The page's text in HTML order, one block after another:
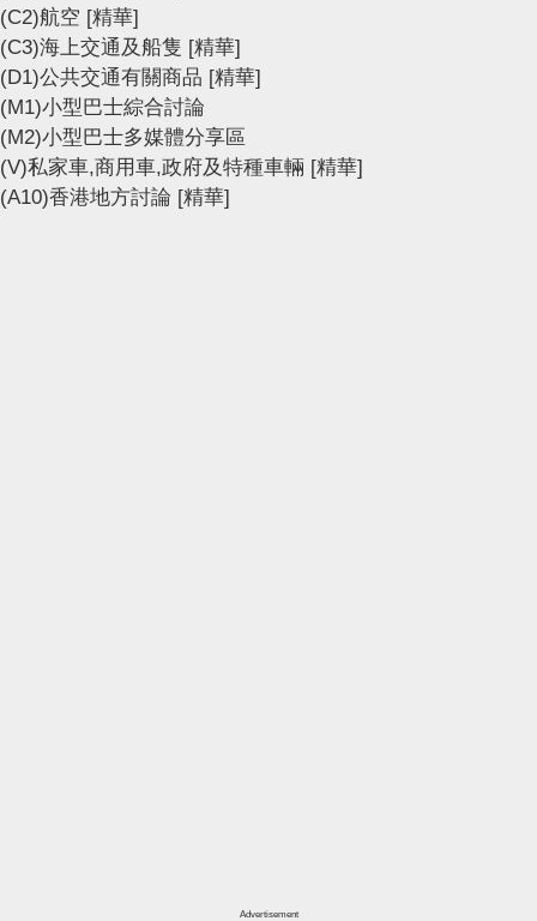
(C2)航空 [精華]
(C3)海上交通及船隻 [精華]
(D1)公共交通有關商品 [精華]
(M1)小型巴士綜合討論
(M2)小型巴士多媒體分享區
(V)私家車,商用車,政府及特種車輛 [精華]
(A10)香港地方討論 [精華]
Advertisement